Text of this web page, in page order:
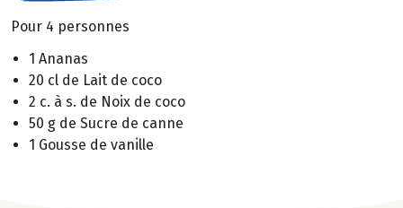
Pour 4 personnes
1 Ananas
20 cl de Lait de coco
2 c. à s. de Noix de coco
50 g de Sucre de canne
1 Gousse de vanille